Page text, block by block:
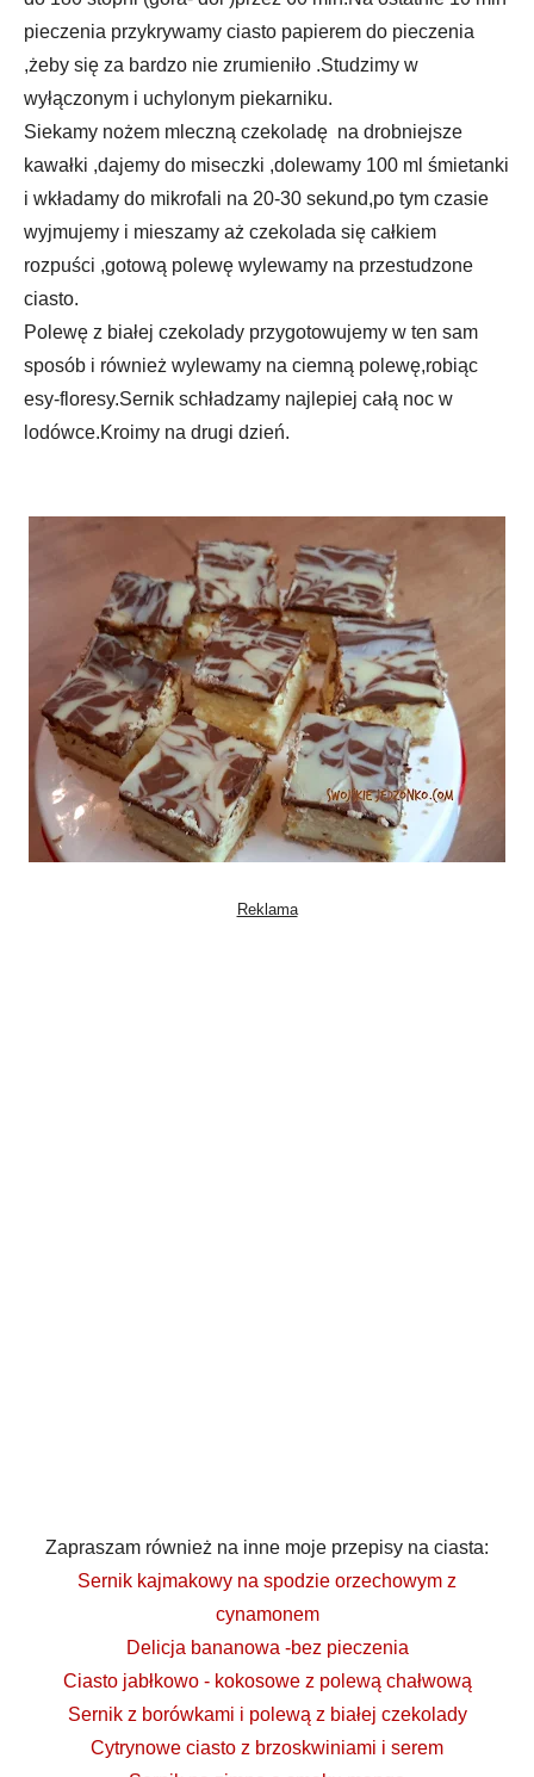
pieczenia przykrywamy ciasto papierem do pieczenia
,żeby się za bardzo nie zrumieniło .Studzimy w
wyłączonym i uchylonym piekarniku.
Siekamy nożem mleczną czekoladę na drobniejsze
kawałki ,dajemy do miseczki ,dolewamy 100 ml śmietanki
i wkładamy do mikrofali na 20-30 sekund,po tym czasie
wyjmujemy i mieszamy aż czekolada się całkiem
rozpuści ,gotową polewę wylewamy na przestudzone
ciasto.
Polewę z białej czekolady przygotowujemy w ten sam
sposób i również wylewamy na ciemną polewę,robiąc
esy-floresy.Sernik schładzamy najlepiej całą noc w
lodówce.Kroimy na drugi dzień.
Zapraszam również na inne moje przepisy na ciasta:
Sernik kajmakowy na spodzie orzechowym z
cynamonem
Delicja bananowa -bez pieczenia
Ciasto jabłkowo - kokosowe z polewą chałwową
Sernik z borówkami i polewą z białej czekolady
Cytrynowe ciasto z brzoskwiniami i serem